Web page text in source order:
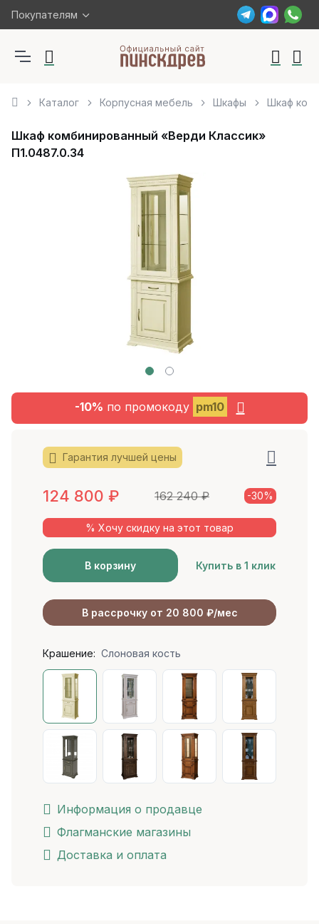
Покупателям
Каталог Корпусная мебель Шкафы Шкаф
Шкаф комбинированный «Верди Классик»
П1.0487.0.34
-10% по промокоду pm10
Гарантия лучшей цены
124 800 ₽ 162 240₽ -30%
% Хочу скидку на этот товар
В корзину Купить в 1 клик
В рассрочку от 20 800 ₽/мес
Крашение: Слоновая кость
Информация о продавце
Флагманские магазины
Доставка и оплата